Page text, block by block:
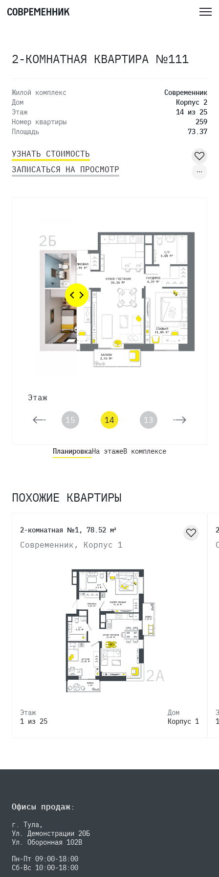
2-КОМНАТНАЯ КВАРТИРА №111
Жилой комплекс
Современник
Дом
Корпус 2
Этаж
14 из 25
Номер квартиры
259
Площадь
73.37
УЗНАТЬ СТОИМОСТЬ
ЗАПИСАТЬСЯ НА ПРОСМОТР
Этаж
16 15 14 13 12
ПланировкаНа этажеВ комплексе
ПОХОЖИЕ КВАРТИРЫ
2-комнатная №1, 78.52 м²
Современник, Корпус 1
Этаж
1 из 25
Дом
Корпус 1
Офисы продаж:
г. Тула,
Ул. Демонстрации 20Б
Ул. Оборонная 102В
Пн-Пт 09:00-18:00
Сб-Вс 10:00-18:00